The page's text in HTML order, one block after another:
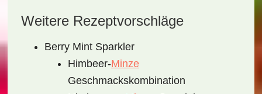
Weitere Rezeptvorschläge
Berry Mint Sparkler
Himbeer-Minze
Geschmackskombination